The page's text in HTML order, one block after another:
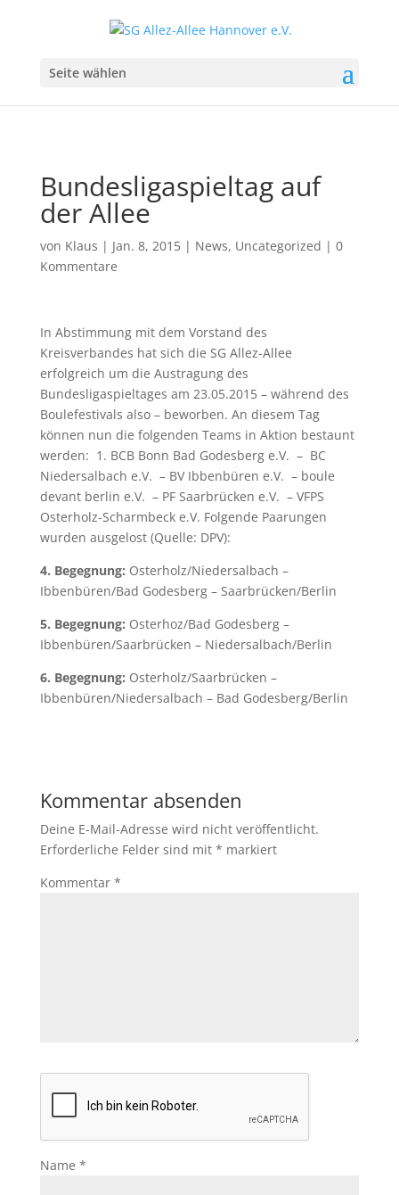
Seite wählen
Bundesligaspieltag auf
der Allee
von Klaus | Jan. 8, 2015| News, Uncategorized | 0
Kommentare
In Abstimmung mit dem Vorstand des
Kreisverbandes hat sich die SG Allez-Allee
erfolgreich um die Austragung des
Bundesligaspieltages am 23.05.2015 – während des
Boulefestivals also – beworben. An diesem Tag
können nun die folgenden Teams in Aktion bestaunt
werden: 1. BCB Bonn Bad Godesberg e.V. – BC
Niedersalbach e.V. – BV Ibbenbüren e.V. – boule
devant berlin e.V. – PF Saarbrücken e.V. – VFPS
Osterholz-Scharmbeck e.V. Folgende Paarungen
wurden ausgelost (Quelle: DPV):
4. Begegnung: Osterholz/Niedersalbach –
Ibbenbüren/Bad Godesberg – Saarbrücken/Berlin
5. Begegnung: Osterhoz/Bad Godesberg –
Ibbenbüren/Saarbrücken – Niedersalbach/Berlin
6. Begegnung: Osterholz/Saarbrücken –
Ibbenbüren/Niedersalbach – Bad Godesberg/Berlin
Kommentar absenden
Deine E-Mail-Adresse wird nicht veröffentlicht.
Erforderliche Felder sind mit * markiert
Kommentar *
Name *